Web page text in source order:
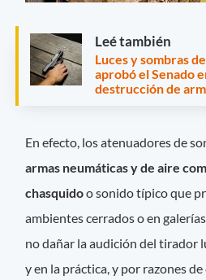
Leé también
Luces y sombras
aprobó el Senado
destrucción de
En efecto, los atenuadores de
armas neumáticas y de aire
chasquidoo sonido típico que
ambientes cerrados o en
no dañar la audición del tirador
y en la práctica, y por razones